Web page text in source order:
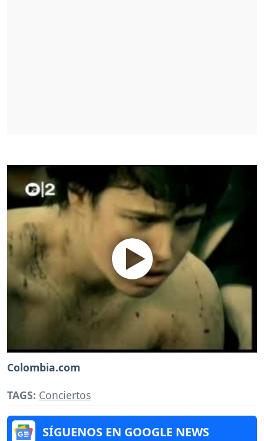
Colombia.com
TAGS: Conciertos
SÍGUENOS EN GOOGLE NEWS